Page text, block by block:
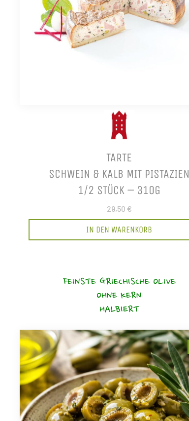
TARTE
SCHWEIN & KALB MIT PISTAZIEN
1/2 STÜCK – 310G
29,50 €
IN DEN WARENKORB
FEINSTE GRIECHISCHE OLIVE
OHNE KERN
HALBIERT